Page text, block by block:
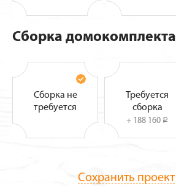
Сборка домокомплекта
Сборка не
требуется
Требуется
сборка
+ 188 160 i
Сохранить проект